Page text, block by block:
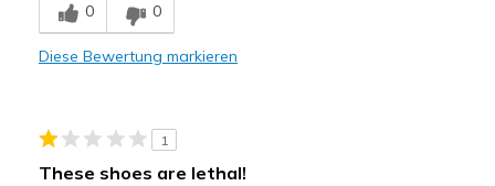
Geeignete Verwendung
Freizeitkleidung
Größe
Meine Meinung zu
0 0
Diese Bewertung markieren
1
These shoes are lethal!